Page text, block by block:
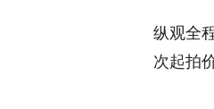
纵观全
次起拍